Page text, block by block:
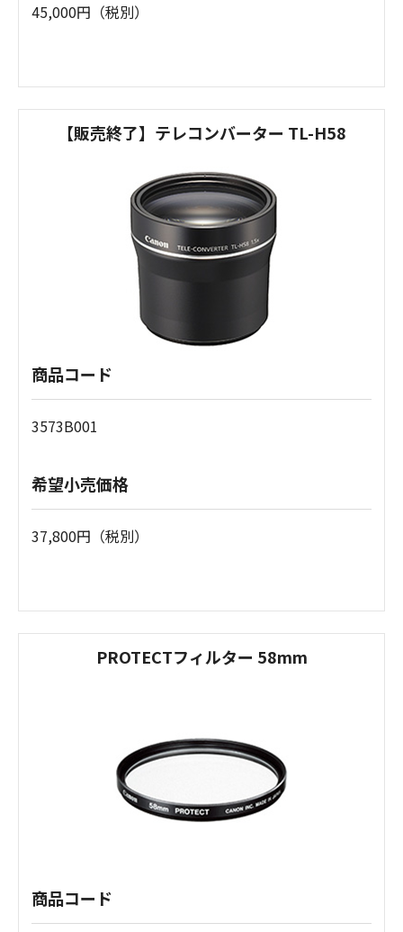
45,000円（税別）
【販売終了】テレコンバーター TL-H58
商品コード
3573B001
希望小売価格
37,800円（税別）
PROTECTフィルター 58mm
商品コード